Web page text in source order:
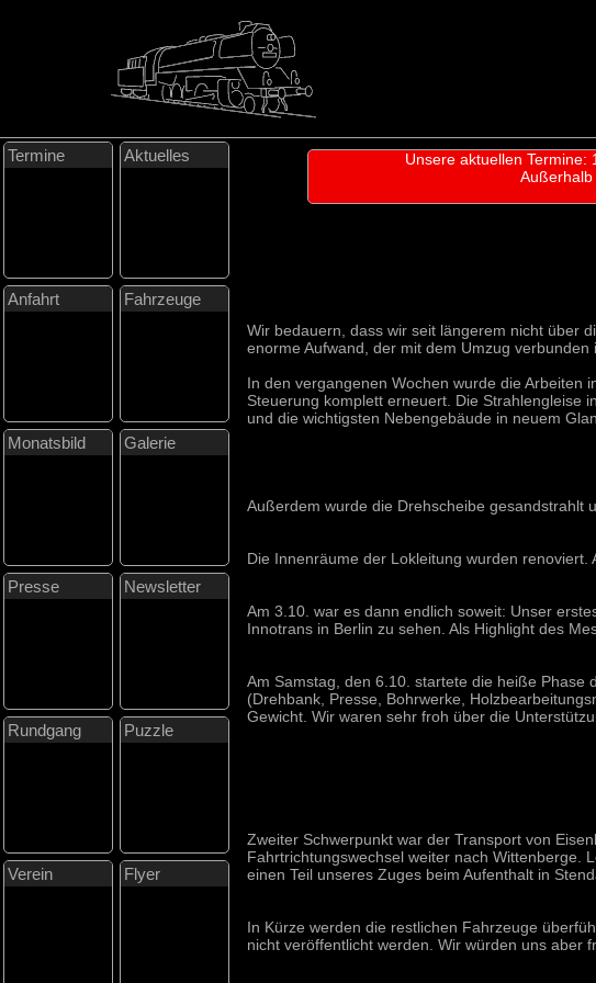
Termine Aktuelles
Anfahrt Fahrzeuge
Monatsbild Galerie
Presse Newsletter
Rundgang Puzzle
Verein Flyer
Unsere aktuellen
Wir bedauern, dass wir seit längerem nicht über
enorme Aufwand, der mit dem Umzug
In den vergangenen Wochen wurde die Arbeiten
Steuerung komplett erneuert. Die Strahlengleise
und die wichtigsten Nebengebäude in neuem
Außerdem wurde die Drehscheibe gesandstrahlt
Die Innenräume der Lokleitung wurden
Am 3.10. war es dann endlich soweit: Unser
Innotrans in Berlin zu sehen. Als Highlight des
Am Samstag, den 6.10. startete die heiße Phase
(Drehbank, Presse, Bohrwerke,
Gewicht. Wir waren sehr froh über die
Zweiter Schwerpunkt war der Transport von
Fahrtrichtungswechsel weiter nach Wittenberge.
einen Teil unseres Zuges beim Aufenthalt in
In Kürze werden die restlichen Fahrzeuge
nicht veröffentlicht werden. Wir würden uns aber